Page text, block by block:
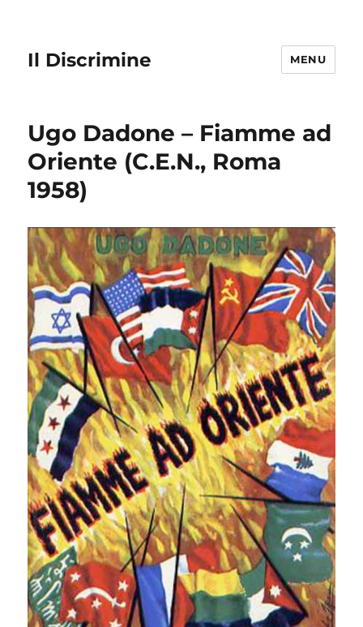
Il Discrimine MENU
Ugo Dadone – Fiamme ad
Oriente (C.E.N., Roma
1958)